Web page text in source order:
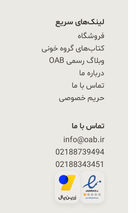
لینک‌های سریع
فروشگاه
کتاب‌های گروه خونی
وبلاگ رسمی OAB
درباره ما
تماس با ما
حریم خصوصی
تماس با ما
info@oab.ir
02188739494
02188343451